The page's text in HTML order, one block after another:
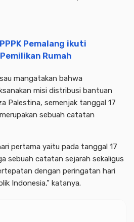
Pemalang ikuti
Rumah
mangatakan bahwa
misi distribusi bantuan
Palestina, semenjak tanggal 17
sebuah catatan
pertama yaitu pada tanggal 17
sebuah catatan sejarah sekaligus
dengan peringatan hari
Indonesia,” katanya.